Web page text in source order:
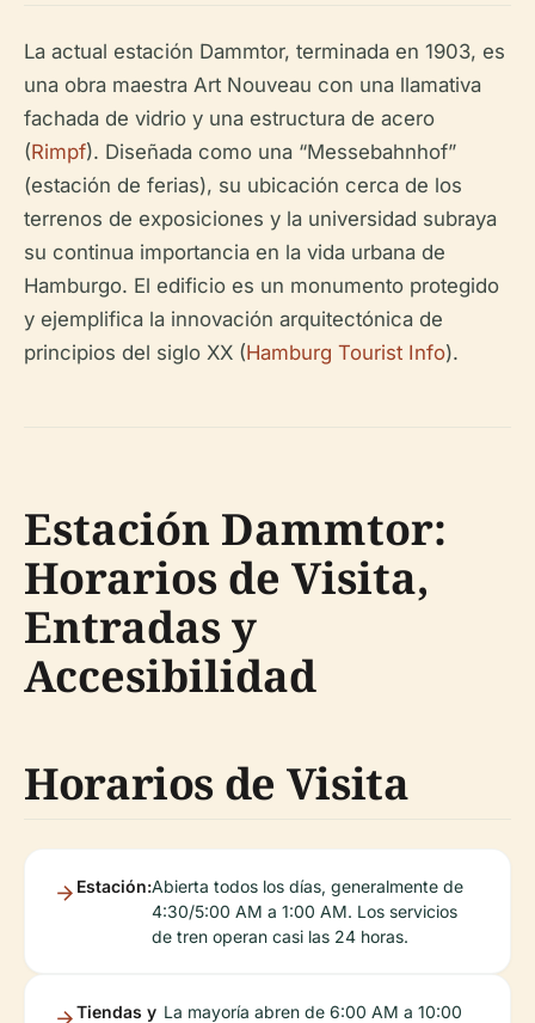
La actual estación Dammtor, terminada en 1903, es
una obra maestra Art Nouveau con una llamativa
fachada de vidrio y una estructura de acero
(Rimpf). Diseñada como una “Messebahnhof”
(estación de ferias), su ubicación cerca de los
terrenos de exposiciones y la universidad subraya
su continua importancia en la vida urbana de
Hamburgo. El edificio es un monumento protegido
y ejemplifica la innovación arquitectónica de
principios del siglo XX (Hamburg Tourist Info).
Estación Dammtor:
Horarios de Visita,
Entradas y
Accesibilidad
Horarios de Visita
Estación:Abierta todos los días, generalmente de
4:30/5:00 AM a 1:00 AM. Los servicios
de tren operan casi las 24 horas.
Tiendas y La mayoría abren de 6:00 AM a 10:00